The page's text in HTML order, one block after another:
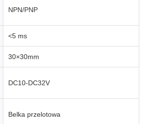
NPN/PNP
<5 ms
30×30mm
DC10-DC32V
Belka przelotowa